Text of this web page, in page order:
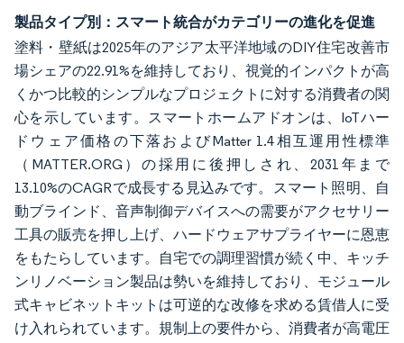
製品タイプ別：スマート統合がカテゴリーの進化を促進
塗料・壁紙は2025年のアジア太平洋地域のDIY住宅改善市
場シェアの22.91%を維持しており、視覚的インパクトが高
くかつ比較的シンプルなプロジェクトに対する消費者の関
心を示しています。スマートホームアドオンは、IoTハー
ドウェア価格の下落およびMatter 1.4相互運用性標準
（MATTER.ORG）の採用に後押しされ、2031年まで
13.10%のCAGRで成長する見込みです。スマート照明、自
動ブラインド、音声制御デバイスへの需要がアクセサリー
工具の販売を押し上げ、ハードウェアサプライヤーに恩恵
をもたらしています。自宅での調理習慣が続く中、キッチ
ンリノベーション製品は勢いを維持しており、モジュール
式キャビネットキットは可逆的な改修を求める賃借人に受
け入れられています。規制上の要件から、消費者が高電圧